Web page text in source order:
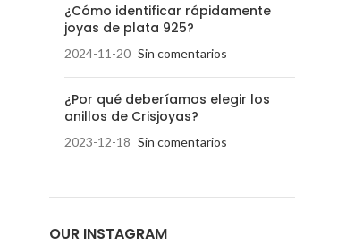
¿Cómo identificar rápidamente
joyas de plata 925?
2024-11-20 Sin comentarios
¿Por qué deberíamos elegir los
anillos de Crisjoyas?
2023-12-18 Sin comentarios
OUR INSTAGRAM